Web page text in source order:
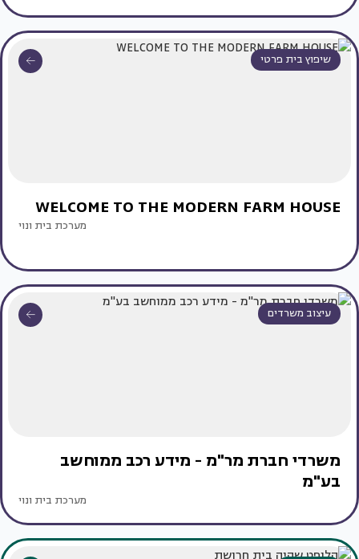
שיפוץ בית פרטי
WELCOME TO THE MODERN FARM HOUSE
מערכת בית ונוי
עיצוב משרדים
משרדי חברת מר"מ - מידע רכב ממוחשב
בע"מ
מערכת בית ונוי